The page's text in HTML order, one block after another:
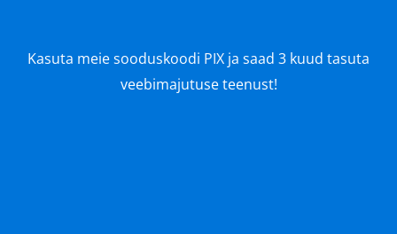
Kasuta meie sooduskoodi PIX ja saad 3 kuud tasuta
veebimajutuse teenust!